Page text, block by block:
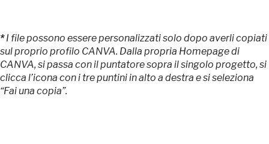
*I file possono essere personalizzati solo dopo averli copiati
sul proprio profilo CANVA. Dalla propria Homepage di
CANVA, si passa con il puntatore sopra il singolo progetto, si
clicca l’icona con i tre puntini in alto a destra e si seleziona
“Fai una copia”.
Tutto questo non